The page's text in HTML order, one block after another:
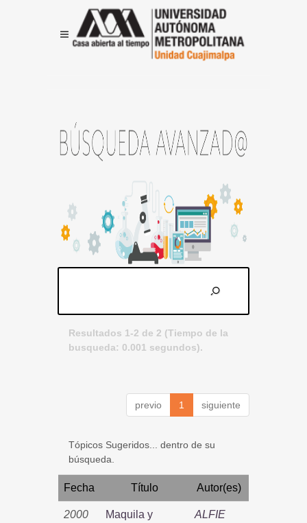
Resultados 1-2 de 2 (Tiempo de la
busqueda: 0.001 segundos).
previo 1 siguiente
Tópicos Sugeridos... dentro de su
búsqueda.
Fecha Título Autor(es)
2000
Maquila y
ALFIE